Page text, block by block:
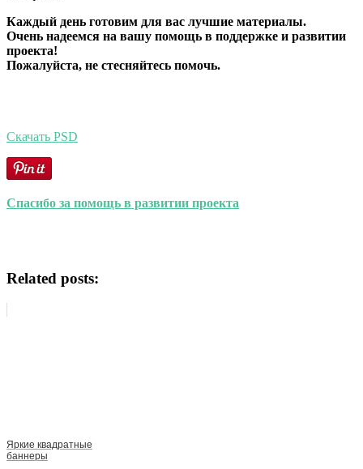
Каждый день готовим для вас лучшие материалы.
Очень надеемся на вашу помощь в поддержке и развитии
проекта!
Пожалуйста, не стесняйтесь помочь.
Скачать PSD
Спасибо за помощь в развитии проекта
Related posts:
Яркие квадратные
баннеры